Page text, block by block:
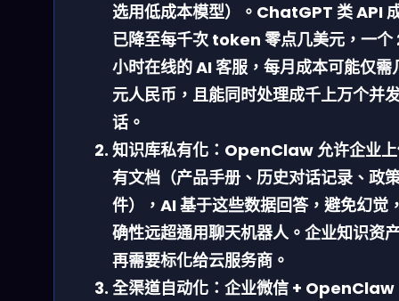
选用低成本模型）。ChatGPT 类 API
已降至每千次 token 零点几美元，一个
小时在线的 AI 客服，每月成本可能仅需
元人民币，且能同时处理成千上万个并
话。
知识库私有化： OpenClaw 允许企业
有文档（产品手册、历史对话记录、政
件），AI 基于这些数据回答，避免幻觉
确性远超通用聊天机器人。企业知识资
再需要标化给云服务商。
全渠道自动化： 企业微信 + OpenClaw